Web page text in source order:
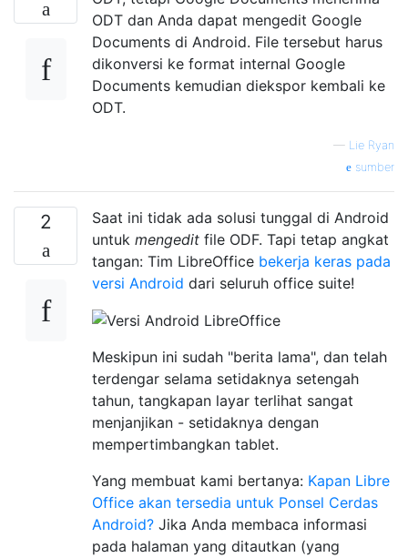
ODT dan Anda dapat mengedit Google
Documents di Android. File tersebut harus
dikonversi ke format internal Google
Documents kemudian diekspor kembali ke
ODT.
— Lie Ryan
sumber
2
Saat ini tidak ada solusi tunggal di Android
untuk mengedit file ODF. Tapi tetap angkat
tangan: Tim LibreOffice bekerja keras pada
versi Android dari seluruh office suite!
Meskipun ini sudah "berita lama", dan telah
terdengar selama setidaknya setengah
tahun, tangkapan layar terlihat sangat
menjanjikan - setidaknya dengan
mempertimbangkan tablet.
Yang membuat kami bertanya: Kapan Libre
Office akan tersedia untuk Ponsel Cerdas
Android? Jika Anda membaca informasi
pada halaman yang ditautkan (yang